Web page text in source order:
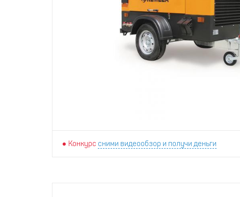
Конкурс сними видеообзор и получи деньги